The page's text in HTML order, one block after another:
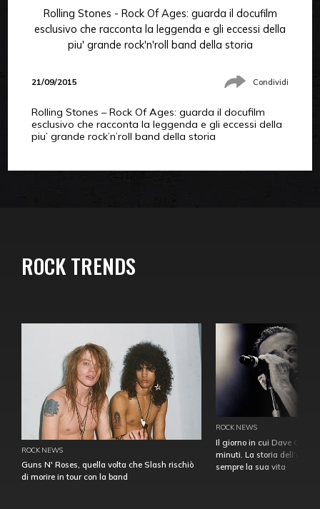
Rolling Stones - Rock Of Ages: guarda il docufilm
esclusivo che racconta la leggenda e gli eccessi della
piu' grande rock'n'roll band della storia
21/09/2015 Condividi
Rolling Stones – Rock Of Ages: guarda il docufilm
esclusivo che racconta la leggenda e gli eccessi della
piu’ grande rock’n’roll band della storia
ROCK TRENDS
ROCK NEWS
Guns N' Roses, quella volta che Slash rischiò
di morire in tour con la band
ROCK NEWS
Il giorno in cui Dave
minuti. La storia
sempre la sua vita